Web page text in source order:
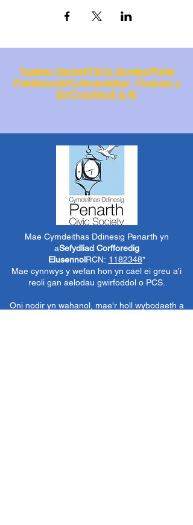
Tudalen Gartref/T&Cs Gwefan/Polisi
Preifatrwydd/Cyfansoddiad/Trysorau y
Sir/Cysylltwch â Ni
Mae Cymdeithas Ddinesig Penarth yn
aSefydliad Corfforedig
ElusennolRCN: 1182348*
Mae cynnwys y wefan hon yn cael ei greu a'i
reoli gan aelodau gwirfoddol o PCS.
Oni nodir yn wahanol, mae'r holl wybodaeth a